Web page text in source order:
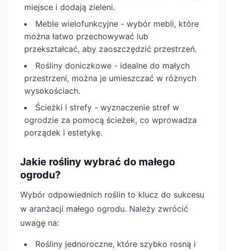
miejsce i dodają zieleni.
Meble wielofunkcyjne - wybór mebli, które
można łatwo przechowywać lub
przekształcać, aby zaoszczędzić przestrzeń.
Rośliny doniczkowe - idealne do małych
przestrzeni, można je umieszczać w różnych
wysokościach.
Ścieżki i strefy - wyznaczenie stref w
ogrodzie za pomocą ścieżek, co wprowadza
porządek i estetykę.
Jakie rośliny wybrać do małego
ogrodu?
Wybór odpowiednich roślin to klucz do sukcesu
w aranżacji małego ogrodu. Należy zwrócić
uwagę na:
Rośliny jednoroczne, które szybko rosną i